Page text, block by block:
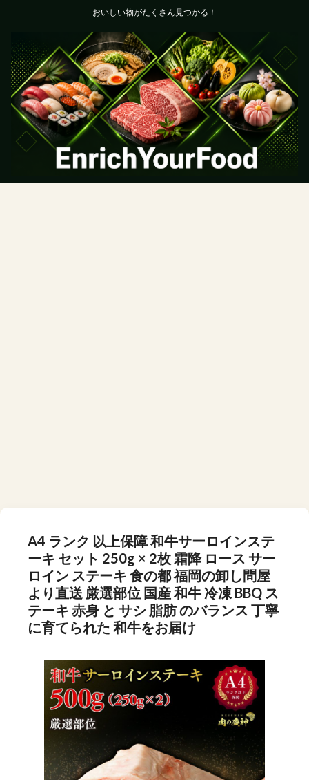
おいしい物がたくさん見つかる！
A4 ランク 以上保障 和牛サーロインステ
ーキ セット 250g × 2枚 霜降 ロース サー
ロイン ステーキ 食の都 福岡の卸し問屋
より直送 厳選部位 国産 和牛 冷凍 BBQ ス
テーキ 赤身 と サシ 脂肪 のバランス 丁寧
に育てられた 和牛をお届け